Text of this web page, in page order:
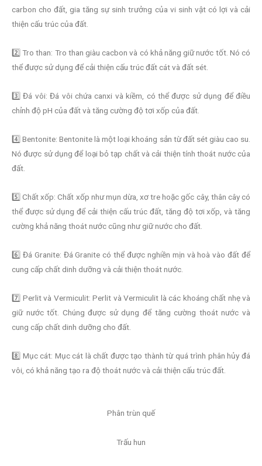
carbon cho đất, gia tăng sự sinh trưởng của vi sinh vật có lợi và cải
thiện cấu trúc của đất.
2️⃣ Tro than: Tro than giàu cacbon và có khả năng giữ nước tốt. Nó có
thể được sử dụng để cải thiện cấu trúc đất cát và đất sét.
3️⃣ Đá vôi: Đá vôi chứa canxi và kiềm, có thể được sử dụng để điều
chỉnh độ pH của đất và tăng cường độ tơi xốp của đất.
4️⃣ Bentonite: Bentonite là một loại khoáng sản từ đất sét giàu cao su.
Nó được sử dụng để loại bỏ tạp chất và cải thiện tính thoát nước của
đất.
5️⃣ Chất xốp: Chất xốp như mụn dừa, xơ tre hoặc gốc cây, thân cây có
thể được sử dụng để cải thiện cấu trúc đất, tăng độ tơi xốp, và tăng
cường khả năng thoát nước cũng như giữ nước cho đất.
6️⃣ Đá Granite: Đá Granite có thể được nghiền mịn và hoà vào đất để
cung cấp chất dinh dưỡng và cải thiện thoát nước.
7️⃣ Perlit và Vermiculit: Perlit và Vermiculit là các khoáng chất nhẹ và
giữ nước tốt. Chúng được sử dụng để tăng cường thoát nước và
cung cấp chất dinh dưỡng cho đất.
8️⃣ Mục cát: Mục cát là chất được tạo thành từ quá trình phân hủy đá
vôi, có khả năng tạo ra độ thoát nước và cải thiện cấu trúc đất.
Phân trùn quế
Trấu hun